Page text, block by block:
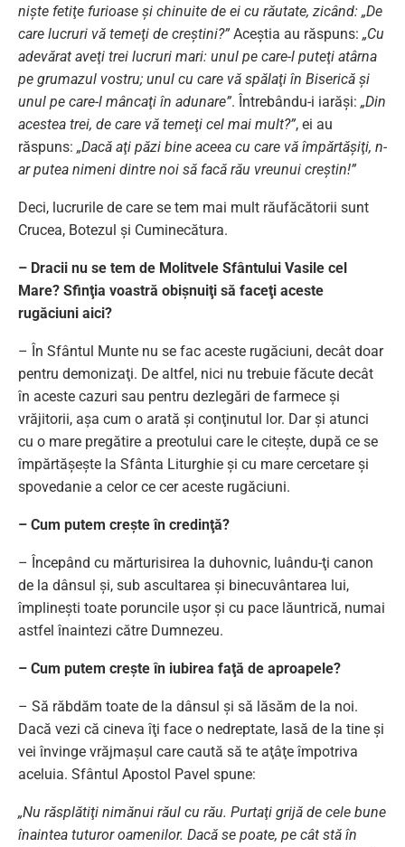
nişte fetiţe furioase şi chinuite de ei cu răutate, zicând: „De
care lucruri vă temeţi de creştini?” Aceştia au răspuns: „Cu
adevărat aveţi trei lucruri mari: unul pe care-l puteţi atârna
pe grumazul vostru; unul cu care vă spălaţi în Biserică şi
unul pe care-l mâncaţi în adunare”. Întrebându-i iarăşi: „Din
acestea trei, de care vă temeţi cel mai mult?”, ei au
răspuns: „Dacă aţi păzi bine aceea cu care vă împărtăşiţi, n-
ar putea nimeni dintre noi să facă rău vreunui creştin!”
Deci, lucrurile de care se tem mai mult răufăcătorii sunt
Crucea, Botezul şi Cuminecătura.
– Dracii nu se tem de Molitvele Sfântului Vasile cel
Mare? Sfinţia voastră obişnuiţi să faceţi aceste
rugăciuni aici?
– În Sfântul Munte nu se fac aceste rugăciuni, decât doar
pentru demonizaţi. De altfel, nici nu trebuie făcute decât
în aceste cazuri sau pentru dezlegări de farmece şi
vrăjitorii, aşa cum o arată şi conţinutul lor. Dar şi atunci
cu o mare pregătire a preotului care le citeşte, după ce se
împărtăşeşte la Sfânta Liturghie şi cu mare cercetare şi
spovedanie a celor ce cer aceste rugăciuni.
– Cum putem creşte în credinţă?
– Începând cu mărturisirea la duhovnic, luându-ţi canon
de la dânsul şi, sub ascultarea şi binecuvântarea lui,
împlineşti toate poruncile uşor şi cu pace lăuntrică, numai
astfel înaintezi către Dumnezeu.
– Cum putem creşte în iubirea faţă de aproapele?
– Să răbdăm toate de la dânsul şi să lăsăm de la noi.
Dacă vezi că cineva îţi face o nedreptate, lasă de la tine şi
vei învinge vrăjmaşul care caută să te aţâţe împotriva
aceluia. Sfântul Apostol Pavel spune:
„Nu răsplătiţi nimănui răul cu rău. Purtaţi grijă de cele bune
înaintea tuturor oamenilor. Dacă se poate, pe cât stă în